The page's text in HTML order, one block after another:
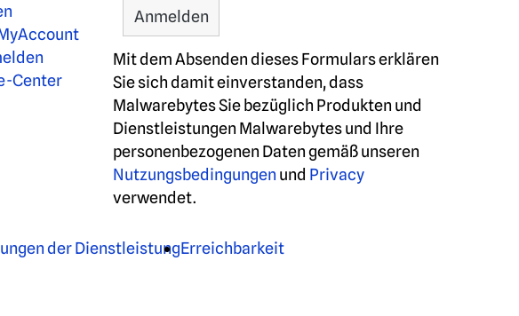
Center
Mit dem Absenden dieses Formulars erklären
Sie sich damit einverstanden, dass
Malwarebytes Sie bezüglich Produkten und
Dienstleistungen Malwarebytes und Ihre
personenbezogenen Daten gemäß unseren
Nutzungsbedingungen und Privacy
verwendet.
der DienstleistungErreichbarkeit